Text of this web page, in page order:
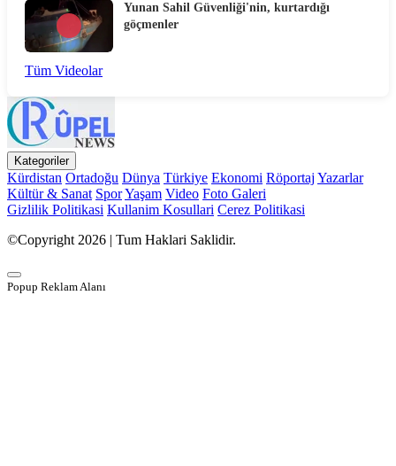
Yunan Sahil Güvenliği'nin, kurtardığı
göçmenler
Tüm Videolar
Kategoriler
Kürdistan Ortadoğu Dünya Türkiye Ekonomi Röportaj Yazarlar
Kültür & Sanat SporYaşam Video Foto Galeri
Gizlilik Politikasi Kullanim Kosullari Cerez Politikasi
©Copyright 2026 | Tum Haklari Saklidir.
Popup Reklam Alanı